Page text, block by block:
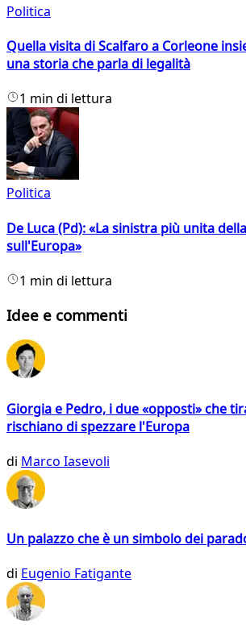
Politica
Quella visita di Scalfaro a Corleone
una storia che parla di legalità
1 min di lettura
Politica
De Luca (Pd): «La sinistra più unita
sull'Europa»
1 min di lettura
Idee e commenti
Giorgia e Pedro, i due «opposti» che
rischiano di spezzare l'Europa
di Marco Iasevoli
Un palazzo che è un simbolo dei
di Eugenio Fatigante